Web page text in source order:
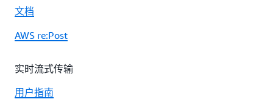
文档
AWS re:Post
实时流式传输
用户指南